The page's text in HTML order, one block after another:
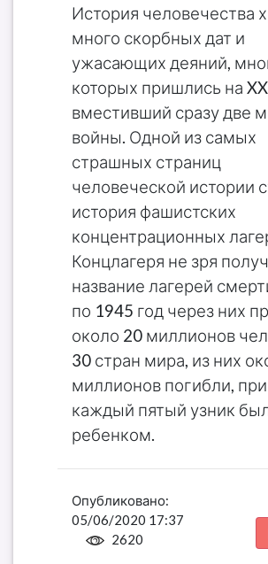
История человечества
много скорбных дат и
ужасающих деяний,
которых пришлись на
вместивший сразу две
войны. Одной из самых
страшных страниц
человеческой истории
история фашистских
концентрационных
Концлагеря не зря
название лагерей
по 1945 год через них
около 20 миллионов
30 стран мира, из них
миллионов погибли,
каждый пятый узник
ребенком.
Опубликовано:
05/06/2020 17:37
2620